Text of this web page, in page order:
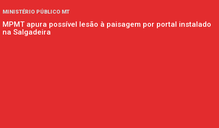
MINISTÉRIO PÚBLICO MT
MPMT apura possível lesão à paisagem por portal instalado
na Salgadeira